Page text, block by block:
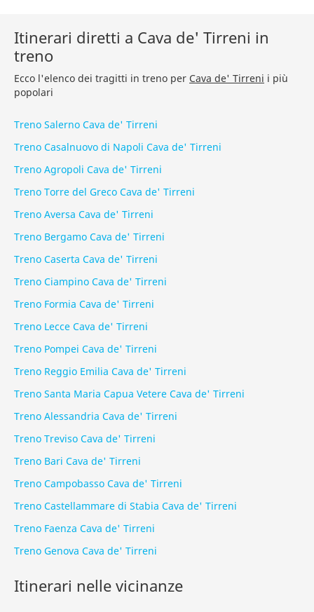
Itinerari diretti a Cava de' Tirreni in
treno
Ecco l'elenco dei tragitti in treno per Cava de' Tirreni i più
popolari
Treno Salerno Cava de' Tirreni
Treno Casalnuovo di Napoli Cava de' Tirreni
Treno Agropoli Cava de' Tirreni
Treno Torre del Greco Cava de' Tirreni
Treno Aversa Cava de' Tirreni
Treno Bergamo Cava de' Tirreni
Treno Caserta Cava de' Tirreni
Treno Ciampino Cava de' Tirreni
Treno Formia Cava de' Tirreni
Treno Lecce Cava de' Tirreni
Treno Pompei Cava de' Tirreni
Treno Reggio Emilia Cava de' Tirreni
Treno Santa Maria Capua Vetere Cava de' Tirreni
Treno Alessandria Cava de' Tirreni
Treno Treviso Cava de' Tirreni
Treno Bari Cava de' Tirreni
Treno Campobasso Cava de' Tirreni
Treno Castellammare di Stabia Cava de' Tirreni
Treno Faenza Cava de' Tirreni
Treno Genova Cava de' Tirreni
Itinerari nelle vicinanze